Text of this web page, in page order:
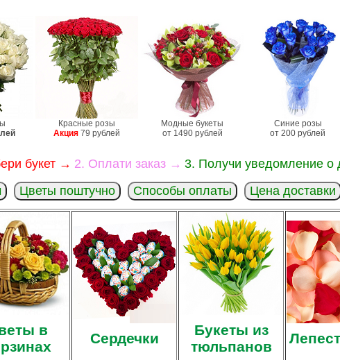
Красные розы
Акция 79 рублей
Модные букеты
от 1490 рублей
Синие розы
от 200 рублей
букет → 2. Оплати заказ → 3. Получи уведомление о
Цветы поштучно Способы оплаты Цена доставки
в
Сердечки
Букеты из
тюльпанов